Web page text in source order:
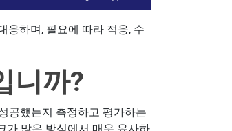
응하며, 필요에 따라 적응, 수
니까?
공했는지 측정하고 평가하는